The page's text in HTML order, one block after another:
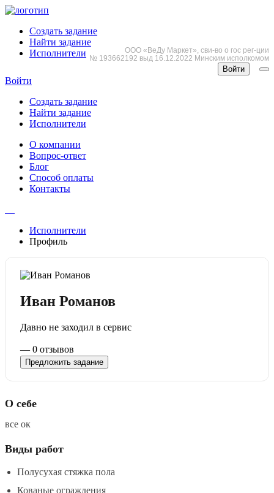
Создать задание
Найти задание
Исполнители
ООО «ВеДу Маркет», сви-во о гос рег-ции
№ 193662192 выд 16.12.2022 Минским исполкомом
Войти
Войти
Создать задание
Найти задание
Исполнители
О компании
Вопрос-ответ
Блог
Способ оплаты
Контакты
Исполнители
Профиль
Иван Романов
Давно не заходил в сервис
— 0 отзывов
Предложить задание
О себе
все ок
Виды работ
Полусухая стяжка пола
Кованые ограждения